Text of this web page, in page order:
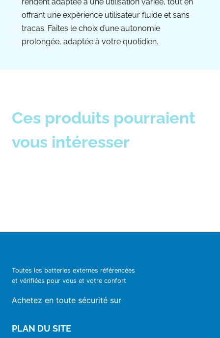
offrant une expérience utilisateur fluide et sans
tracas. Faites le choix d’une autonomie
prolongée, adaptée à votre quotidien.
Ces produits pourraient
vous intéresser
Toutes les batteries externes référencées
et vérifiées pour vous et votre confort
Achetez en toute sécurité sur
PLAN DU SITE